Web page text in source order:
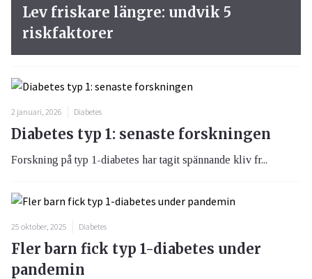
2 januari, 2026 Diabetes
Diabetes typ 1: senaste forskningen
Forskning på typ 1-diabetes har tagit spännande kliv fr...
25 oktober, 2025 Diabetes
Fler barn fick typ 1-diabetes under
pandemin
Lev friskare längre: undvik 5
riskfaktorer